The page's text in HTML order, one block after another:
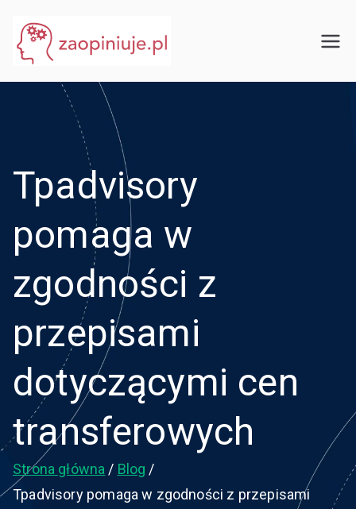
treści
Tpadvisory
pomaga w
zgodności z
przepisami
dotyczącymi cen
transferowych
Strona główna
Blog
Tpadvisory pomaga w zgodności z przepisami